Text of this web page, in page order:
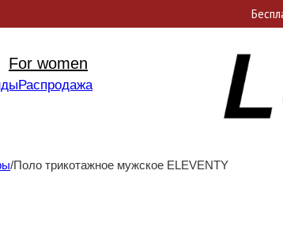
Уникальные акции и
For women
Распродажа
/Поло трикотажное мужское ELEVENTY